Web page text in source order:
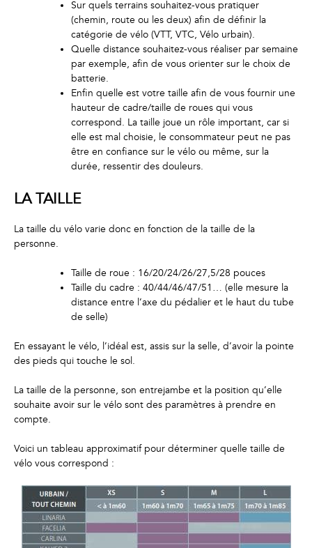
Sur quels terrains souhaitez-vous pratiquer
(chemin, route ou les deux) afin de définir la
catégorie de vélo (VTT, VTC, Vélo urbain).
Quelle distance souhaitez-vous réaliser par semaine
par exemple, afin de vous orienter sur le choix de
batterie.
Enfin quelle est votre taille afin de vous fournir une
hauteur de cadre/taille de roues qui vous
correspond. La taille joue un rôle important, car si
elle est mal choisie, le consommateur peut ne pas
être en confiance sur le vélo ou même, sur la
durée, ressentir des douleurs.
LA TAILLE
La taille du vélo varie donc en fonction de la taille de la
personne.
Taille de roue : 16/20/24/26/27,5/28 pouces
Taille du cadre : 40/44/46/47/51… (elle mesure la
distance entre l’axe du pédalier et le haut du tube
de selle)
En essayant le vélo, l’idéal est, assis sur la selle, d’avoir la pointe
des pieds qui touche le sol.
La taille de la personne, son entrejambe et la position qu’elle
souhaite avoir sur le vélo sont des paramètres à prendre en
compte.
Voici un tableau approximatif pour déterminer quelle taille de
vélo vous correspond :